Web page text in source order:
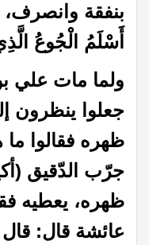
بنفقة وانصرف،
أَسْلَمُ الْجُوعُ
ولما مات علي
جعلوا ينظرون
ظهره فقالوا ما
جرّب الدّقيق
ظهره، يعطيه
عائشة قال: